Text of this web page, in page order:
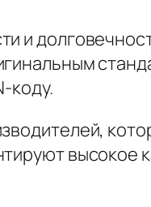
и
коду.
высокое